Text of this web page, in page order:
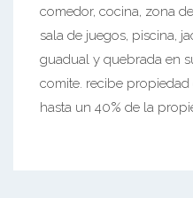
comedor, cocina, zona
sala de juegos, piscina,
guadual y quebrada en
comite. recibe
hasta un 40% de la